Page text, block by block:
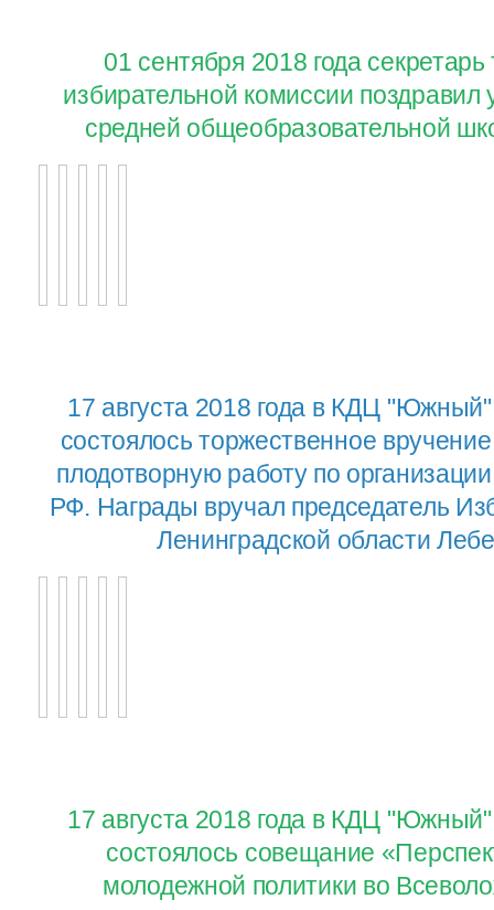
01 сентября 2018 года
избирательной комиссии поздравил
средней общеобразовательной
17 августа 2018 года в КДЦ
состоялось торжественное
плодотворную работу по
РФ. Награды вручал председатель
Ленинградской области
17 августа 2018 года в КДЦ
состоялось совещание
молодежной политики во